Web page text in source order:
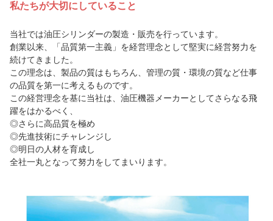
私たちが大切にしていること
当社では油圧シリンダーの製造・販売を行っています。
創業以来、「品質第一主義」を経営理念として堅実に経営努力を
続けてきました。
この理念は、製品の質はもちろん、管理の質・環境の質など仕事
の品質を第一に考えるものです。
この経営理念を基に当社は、油圧機器メーカーとしてさらなる飛
躍をはかるべく、
◎さらに高品質を極め
◎先進技術にチャレンジし
◎明日の人材を育成し
全社一丸となって努力をしてまいります。